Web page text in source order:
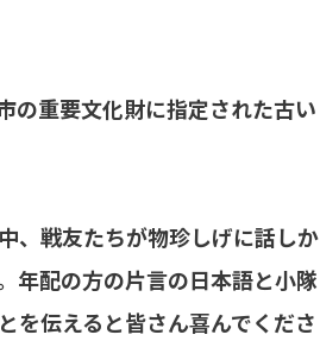
の重要文化財に指定された古い
、戦友たちが物珍しげに話しか
年配の方の片言の日本語と小隊
を伝えると皆さん喜んでくださ